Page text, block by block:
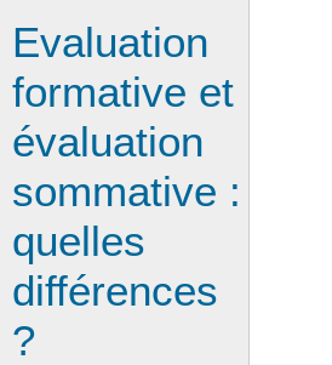
Evaluation
formative et
évaluation
sommative :
quelles
différences
?